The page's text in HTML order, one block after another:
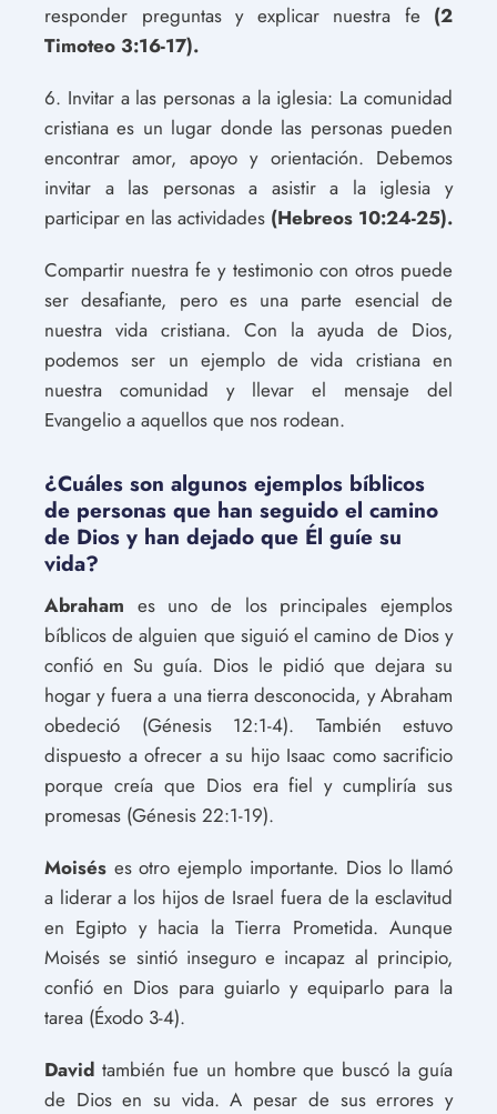
responder preguntas y explicar nuestra fe (2
Timoteo 3:16-17).
6. Invitar a las personas a la iglesia: La comunidad
cristiana es un lugar donde las personas pueden
encontrar amor, apoyo y orientación. Debemos
invitar a las personas a asistir a la iglesia y
participar en las actividades (Hebreos 10:24-25).
Compartir nuestra fe y testimonio con otros puede
ser desafiante, pero es una parte esencial de
nuestra vida cristiana. Con la ayuda de Dios,
podemos ser un ejemplo de vida cristiana en
nuestra comunidad y llevar el mensaje del
Evangelio a aquellos que nos rodean.
¿Cuáles son algunos ejemplos bíblicos
de personas que han seguido el camino
de Dios y han dejado que Él guíe su
vida?
Abraham es uno de los principales ejemplos
bíblicos de alguien que siguió el camino de Dios y
confió en Su guía. Dios le pidió que dejara su
hogar y fuera a una tierra desconocida, y Abraham
obedeció (Génesis 12:1-4). También estuvo
dispuesto a ofrecer a su hijo Isaac como sacrificio
porque creía que Dios era fiel y cumpliría sus
promesas (Génesis 22:1-19).
Moisés es otro ejemplo importante. Dios lo llamó
a liderar a los hijos de Israel fuera de la esclavitud
en Egipto y hacia la Tierra Prometida. Aunque
Moisés se sintió inseguro e incapaz al principio,
confió en Dios para guiarlo y equiparlo para la
tarea (Éxodo 3-4).
David también fue un hombre que buscó la guía
de Dios en su vida. A pesar de sus errores y